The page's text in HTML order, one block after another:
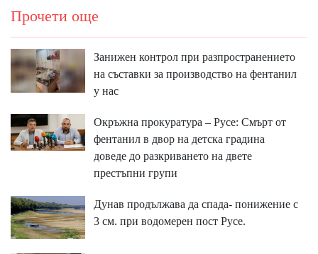
Прочети още
Занижен контрол при разпространението
на съставки за производство на фентанил
у нас
Окръжна прокуратура – Русе: Смърт от
фентанил в двор на детска градина
доведе до разкриването на двете
престъпни групи
Дунав продължава да спада- понижение с
3 см. при водомерен пост Русе.